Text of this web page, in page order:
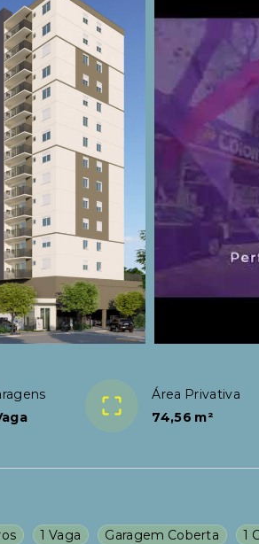
Área Privativa
74,56 m²
1 Vaga Garagem Coberta 1